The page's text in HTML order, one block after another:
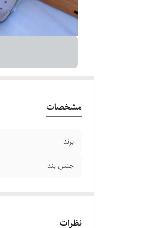
مشخصات
برند
جنس بند
نظرات